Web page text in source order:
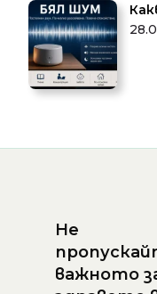
Не
важното